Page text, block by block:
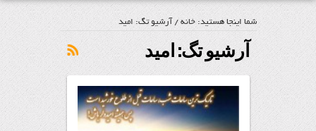
شما اینجا هستید:خانه/ آرشیو تگ: امید
آرشیو تگ:امید